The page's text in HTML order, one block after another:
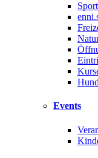
Events